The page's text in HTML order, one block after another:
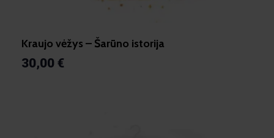
Kraujo vėžys – Šarūno istorija
30,00 €